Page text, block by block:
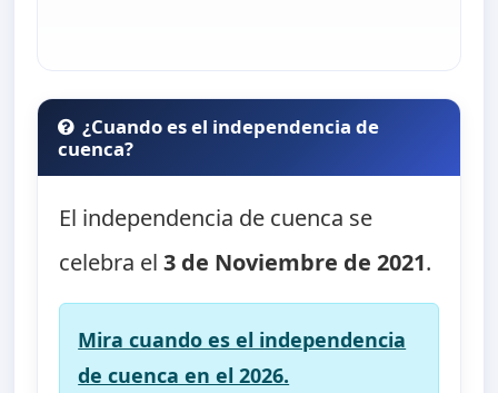
¿Cuando es el independencia de
cuenca?
El independencia de cuenca se
celebra el3 de Noviembre de 2021.
Mira cuando es el independencia
de cuenca en el 2026.